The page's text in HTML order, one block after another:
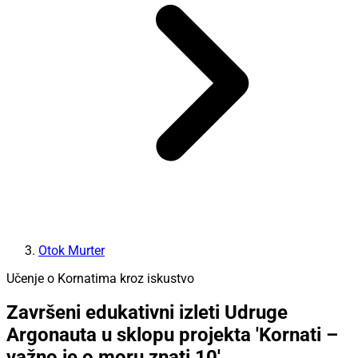
Otok Murter
Učenje o Kornatima kroz iskustvo
Završeni edukativni izleti Udruge
Argonauta u sklopu projekta 'Kornati –